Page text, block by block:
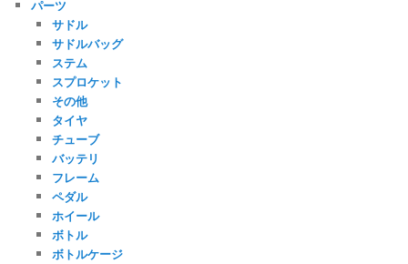
パーツ
サドル
サドルバッグ
ステム
スプロケット
その他
タイヤ
チューブ
バッテリ
フレーム
ペダル
ホイール
ボトル
ボトルケージ